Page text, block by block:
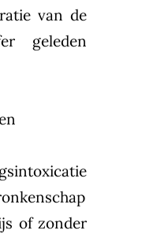
van de
geleden
of zonder